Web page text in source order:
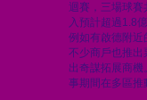
迴賽，三場球
入預計超過1.8
例如有啟德附近
不少商戶也推出
出奇謀拓展商
事期間在多區推